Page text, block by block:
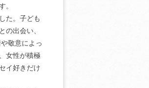
。
た。子ども
の出会い、
敬意によっ
女性が積極
イ好きだけ